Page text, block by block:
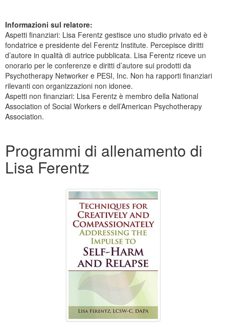
Informazioni sul relatore:
Aspetti finanziari: Lisa Ferentz gestisce uno studio privato ed è
fondatrice e presidente del Ferentz Institute. Percepisce diritti
d’autore in qualità di autrice pubblicata. Lisa Ferentz riceve un
onorario per le conferenze e diritti d’autore sui prodotti da
Psychotherapy Networker e PESI, Inc. Non ha rapporti finanziari
rilevanti con organizzazioni non idonee.
Aspetti non finanziari: Lisa Ferentz è membro della National
Association of Social Workers e dell’American Psychotherapy
Association.
Programmi di allenamento di
Lisa Ferentz